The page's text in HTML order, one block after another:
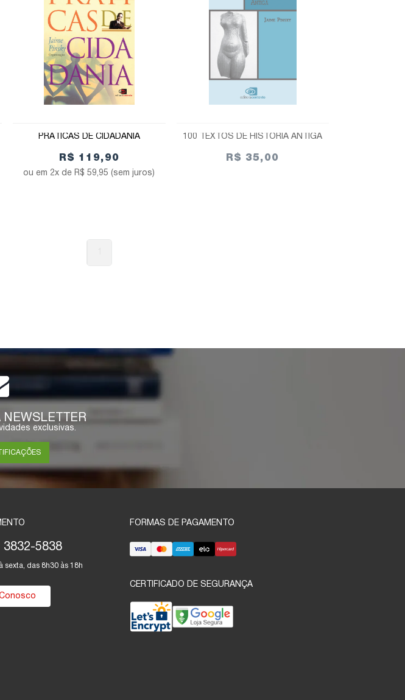
PRÁTICAS DE CIDADANIA
R$ 119,90
2x de R$ 59,95 (sem juros)
100 TEXTOS DE HISTÓRIA ANTIGA
R$ 35,00
NEWSLETTER
exclusivas.
3832-5838
sexta, das 8h30 às 18h
FORMAS DE PAGAMENTO
CERTIFICADO DE SEGURANÇA